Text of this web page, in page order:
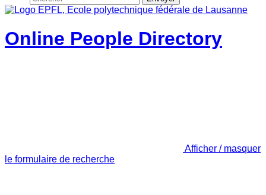
Online People Directory
Afficher / masquer
le formulaire de recherche